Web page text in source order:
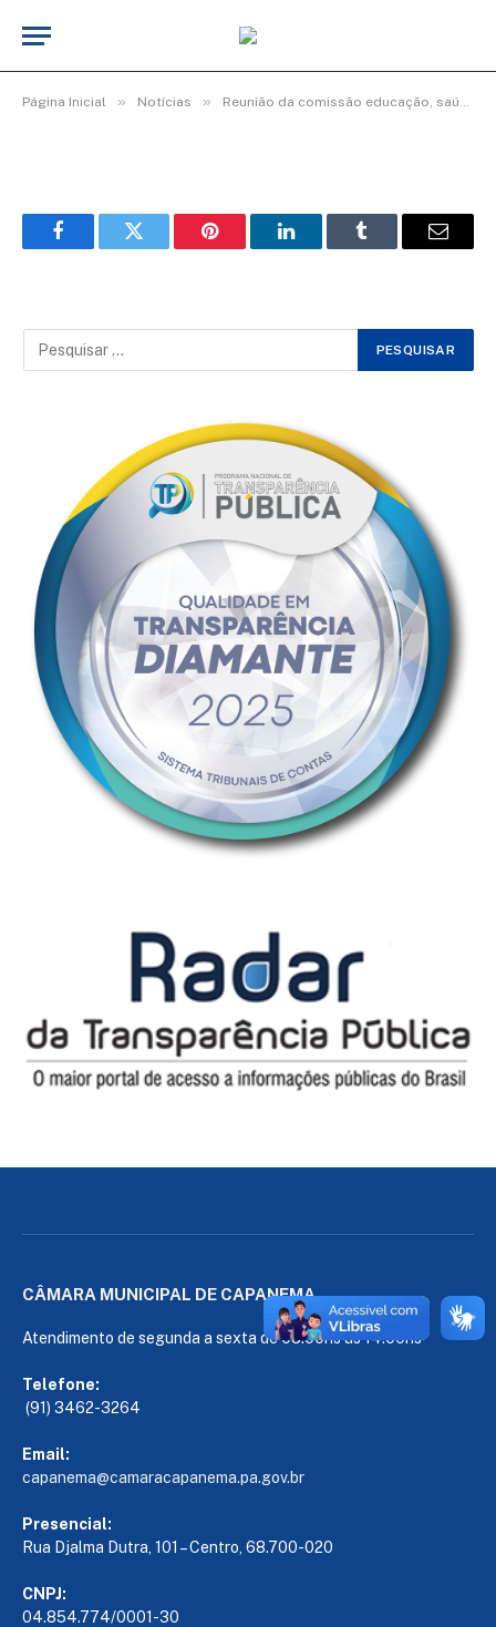
Página Inicial » Notícias » Reunião da comissão educação, saúde e assistência e direitos humanos
WhatsApp Image 2025-11-11 at 10.25.07
FacebookTwitter Pinterest LinkedInTumblr Email
CÂMARA MUNICIPAL DE CAPANEMA
Atendimento de segunda a sexta de 08:00hs às 14:00hs
Telefone:
(91) 3462-3264
Email:
capanema@camaracapanema.pa.gov.br
Presencial:
Rua Djalma Dutra, 101 – Centro, 68.700-020
CNPJ:
04.854.774/0001-30